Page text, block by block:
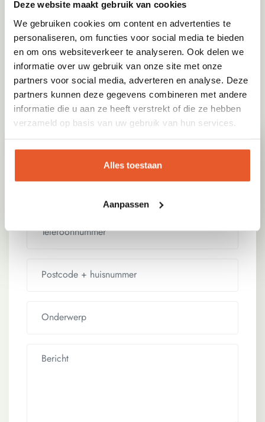
Deze website maakt gebruik van cookies
We gebruiken cookies om content en advertenties te
personaliseren, om functies voor social media te bieden
en om ons websiteverkeer te analyseren. Ook delen we
informatie over uw gebruik van onze site met onze
partners voor social media, adverteren en analyse. Deze
partners kunnen deze gegevens combineren met andere
informatie die u aan ze heeft verstrekt of die ze hebben
verzameld op basis van uw gebruik van hun services.
Alles toestaan
Aanpassen
Deskundig in voorbereiding en uitvoering
Persoonlijk contact
Gebruik van duurzame producten